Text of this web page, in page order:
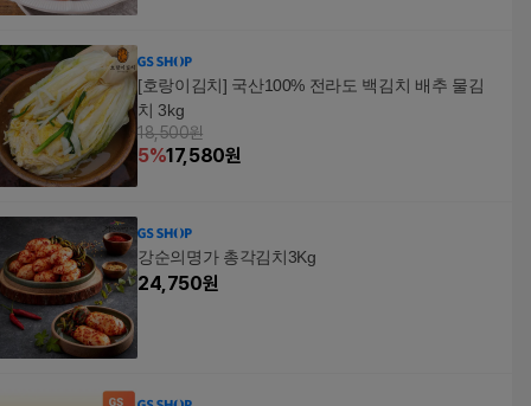
[호랑이김치] 국산100% 전라도 백김치 배추 물김
치 3kg
18,500원
5%17,580원
강순의명가 총각김치3Kg
24,750원